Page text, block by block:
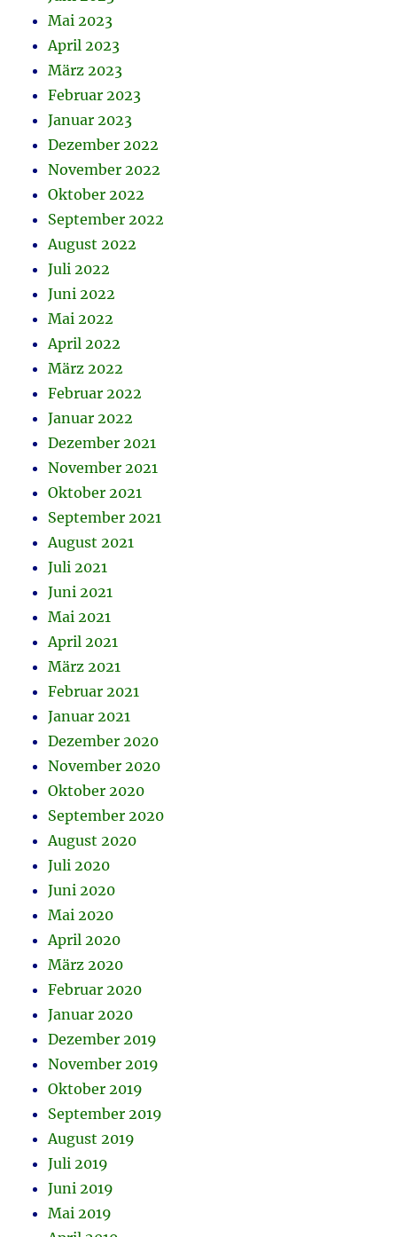
Mai 2023
April 2023
März 2023
Februar 2023
Januar 2023
Dezember 2022
November 2022
Oktober 2022
September 2022
August 2022
Juli 2022
Juni 2022
Mai 2022
April 2022
März 2022
Februar 2022
Januar 2022
Dezember 2021
November 2021
Oktober 2021
September 2021
August 2021
Juli 2021
Juni 2021
Mai 2021
April 2021
März 2021
Februar 2021
Januar 2021
Dezember 2020
November 2020
Oktober 2020
September 2020
August 2020
Juli 2020
Juni 2020
Mai 2020
April 2020
März 2020
Februar 2020
Januar 2020
Dezember 2019
November 2019
Oktober 2019
September 2019
August 2019
Juli 2019
Juni 2019
Mai 2019